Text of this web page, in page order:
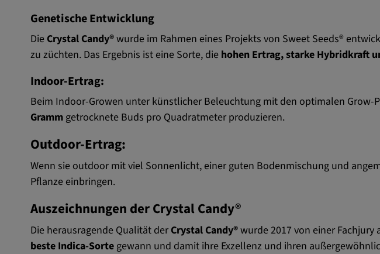
Genetische Entwicklung
Die Crystal Candy®wurde im Rahmen eines Projekts von Sweet Seeds®
zu züchten. Das Ergebnis ist eine Sorte, die hohen Ertrag, starke Hybridkraft
Indoor-Ertrag:
Beim Indoor-Growen unter künstlicher Beleuchtung mit den optimalen Grow-
Gramm getrocknete Buds pro Quadratmeter produzieren.
Outdoor-Ertrag:
Wenn sie outdoor mit viel Sonnenlicht, einer guten Bodenmischung und
Pflanze einbringen.
Auszeichnungen der Crystal Candy®
Die herausragende Qualität der Crystal Candy®wurde 2017 von einer Fachjury
beste Indica-Sorte gewann und damit ihre Exzellenz und ihren